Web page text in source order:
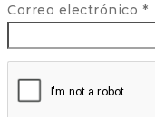
Correo electrónico *